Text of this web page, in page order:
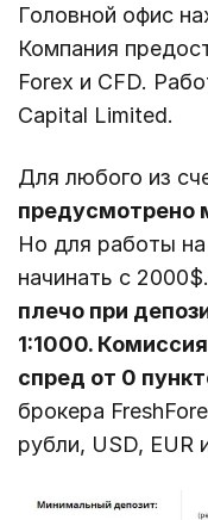
Головной офис
Компания
Forex и CFD.
Capital Limited.
Для любого из
предусмотрено
Но для работы
начинать с 2000$.
плечо при
1:1000.
спред от 0
брокера
рубли, USD, EUR